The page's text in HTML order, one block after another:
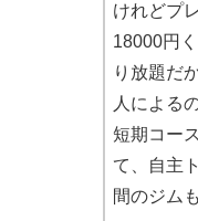
けれどプ
18000円
り放題だ
人による
短期コー
て、自主
間のジム